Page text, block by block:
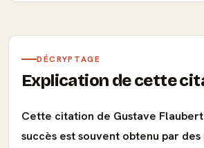
DÉCRYPTAGE
Explication de cette
Cette citation de Gustave
succès est souvent obtenu par des